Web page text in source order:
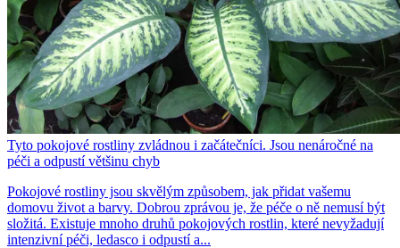
Tyto pokojové rostliny zvládnou i začátečníci. Jsou nenáročné na
péči a odpustí většinu chyb
Pokojové rostliny jsou skvělým způsobem, jak přidat vašemu
domovu život a barvy. Dobrou zprávou je, že péče o ně nemusí být
složitá. Existuje mnoho druhů pokojových rostlin, které nevyžadují
intenzivní péči, ledasco i odpustí a...